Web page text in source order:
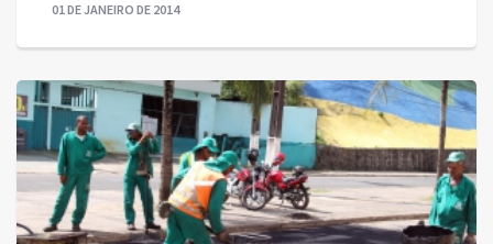
01 DE JANEIRO DE 2014